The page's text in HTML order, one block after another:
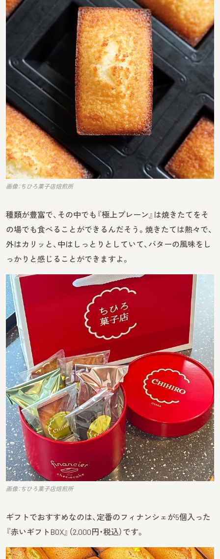
画像：ちひろ菓子店焙煎所
種類が豊富で、その中でも『極上プレーン』は焼きたてをそ
の場でも食べることができるんだそう。焼きたては熱々で、
外はカリッと、中はしっとりとしていて、バターの風味をし
っかりと感じることができますよ。
画像：ちひろ菓子店焙煎所
ギフトでおすすめなのは、定番のフィナンシェが5個入った
『赤いギフトBOX』（2,000円・税込）です。